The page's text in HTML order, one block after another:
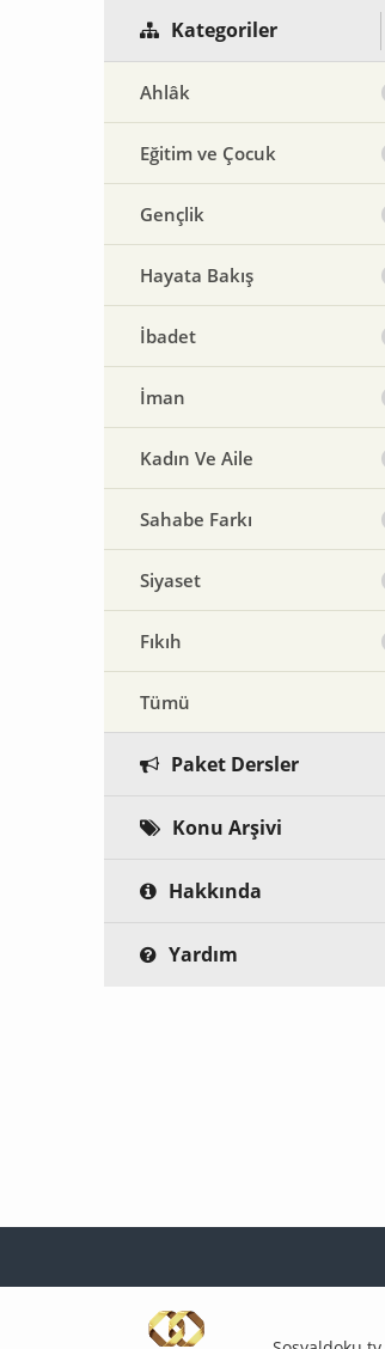
Kategoriler
Ahlâk
Eğitim ve Çocuk
Gençlik
Hayata Bakış
İbadet
İman
Kadın Ve Aile
Sahabe Farkı
Siyaset
Fıkıh
Tümü
Paket Dersler
Konu Arşivi
Hakkında
Yardım